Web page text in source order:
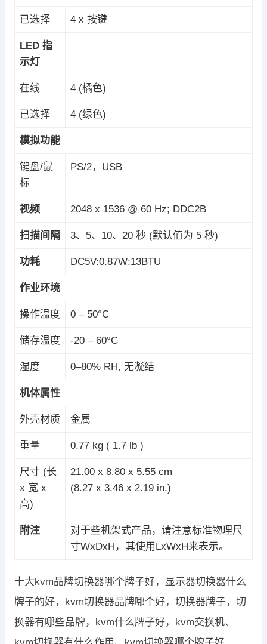
已选择 4 x 按键
LED 指
示灯
在线 4 (橘色)
已选择 4 (绿色)
模拟功能
键盘/鼠
标
PS/2，USB
视频 2048 x 1536 @ 60 Hz; DDC2B
扫描间隔 3、5、10、20 秒 (默认值为 5 秒)
功耗 DC5V:0.87W:13BTU
作业环境
操作温度 0 – 50°C
储存温度 -20 – 60°C
湿度 0–80% RH, 无凝结
机体属性
外壳材质 金属
重量 0.77 kg ( 1.7 lb )
尺寸 (长
x 宽 x
高)
21.00 x 8.80 x 5.55 cm
(8.27 x 3.46 x 2.19 in.)
附注
对于些机架式产品，请注意标准物理尺
寸WxDxH，其使用LxWxH来表示。
十大kvm品牌切换器哪个牌子好，显示器切换器什么
牌子的好，kvm切换器品牌哪个好，切换器牌子，切
换器有哪些品牌，kvm什么牌子好，kvm交换机、